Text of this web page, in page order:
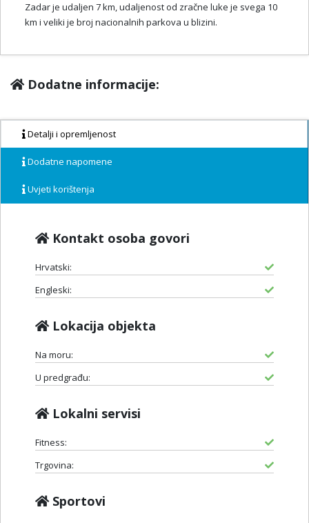
Zadar je udaljen 7 km, udaljenost od zračne luke je svega 10
km i veliki je broj nacionalnih parkova u blizini.
Dodatne informacije:
Detalji i opremljenost
Dodatne napomene
Uvjeti korištenja
Kontakt osoba govori
Hrvatski:
Engleski:
Lokacija objekta
Na moru:
U predgrađu:
Lokalni servisi
Fitness:
Trgovina:
Sportovi